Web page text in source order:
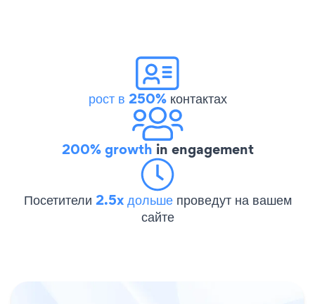
рост в 250%контактах
200% growth in engagement
Посетители 2.5x дольше проведут на вашем
сайте